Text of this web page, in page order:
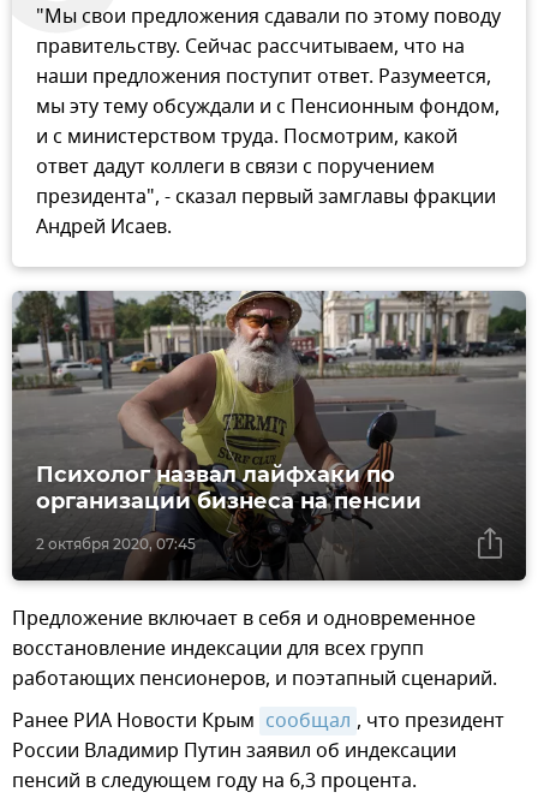
"Мы свои предложения сдавали по этому поводу
правительству. Сейчас рассчитываем, что на
наши предложения поступит ответ. Разумеется,
мы эту тему обсуждали и с Пенсионным фондом,
и с министерством труда. Посмотрим, какой
ответ дадут коллеги в связи с поручением
президента", - сказал первый замглавы фракции
Андрей Исаев.
2 октября 2020, 07:45
Психолог назвал лайфхаки по
организации бизнеса на пенсии
Предложение включает в себя и одновременное
восстановление индексации для всех групп
работающих пенсионеров, и поэтапный сценарий.
Ранее РИА Новости Крым сообщал , что президент
России Владимир Путин заявил об индексации
пенсий в следующем году на 6,3 процента.